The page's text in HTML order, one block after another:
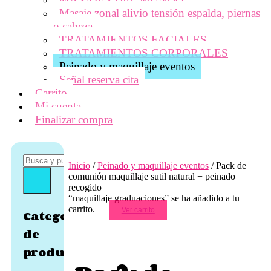
Masaje zonal alivio tensión espalda, piernas
o cabeza
TRATAMIENTOS FACIALES
TRATAMIENTOS CORPORALES
Peinado y maquillaje eventos
Señal reserva cita
Carrito
Mi cuenta
Finalizar compra
Inicio/Peinado y maquillaje eventos/ Pack de
comunión maquillaje sutil natural + peinado
recogido
“maquillaje graduaciones” se ha añadido a tu
carrito.
Ver carrito
Categorías
de
producto